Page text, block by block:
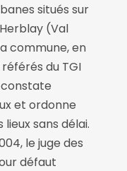
situés sur
(Val
commune, en
du TGI
et ordonne
sans délai.
le juge des
défaut